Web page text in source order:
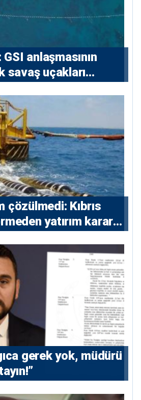
⁠GSI anlaşmasının
savaş uçakları
çözülmedi: Kıbrıs
yatırım kararı
gerek yok, müdürü